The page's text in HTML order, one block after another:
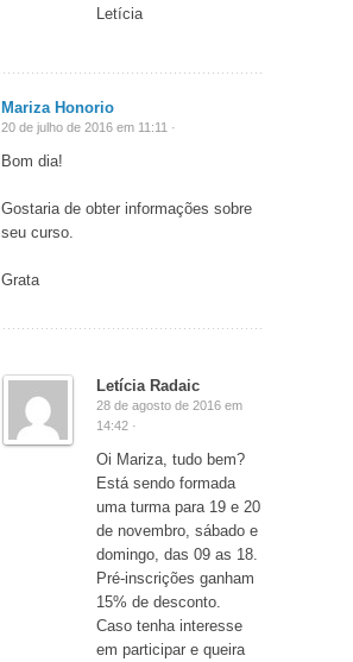
Letícia
Mariza Honorio
20 de julho de 2016 em 11:11 ·
Bom dia!
Gostaria de obter informações sobre
seu curso.
Grata
Letícia Radaic
28 de agosto de 2016 em
14:42 ·
Oi Mariza, tudo bem?
Está sendo formada
uma turma para 19 e 20
de novembro, sábado e
domingo, das 09 as 18.
Pré-inscrições ganham
15% de desconto.
Caso tenha interesse
em participar e queira